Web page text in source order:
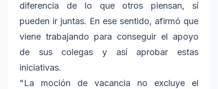
diferencia de lo que otros piensan, sí
pueden ir juntas. En ese sentido, afirmó que
viene trabajando para conseguir el apoyo
de sus colegas y así aprobar estas
iniciativas.
"La moción de vacancia no excluye el